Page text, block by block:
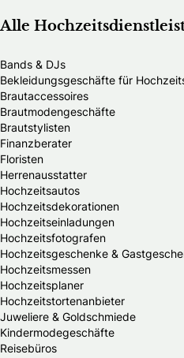
Alle
Bands & DJs
Bekleidungsgeschäfte für
Brautaccessoires
Brautmodengeschäfte
Brautstylisten
Finanzberater
Floristen
Herrenausstatter
Hochzeitsautos
Hochzeitsdekorationen
Hochzeitseinladungen
Hochzeitsfotografen
Hochzeitsgeschenke &
Hochzeitsmessen
Hochzeitsplaner
Hochzeitstortenanbieter
Juweliere & Goldschmiede
Kindermodegeschäfte
Reisebüros